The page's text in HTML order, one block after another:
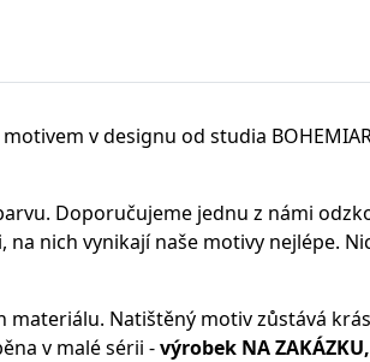
v designu od studia
Doporučujeme jednu z námi
nich vynikají naše motivy nejlépe.
materiálu. Natištěný motiv zůstává
v malé sérii -výrobek NA